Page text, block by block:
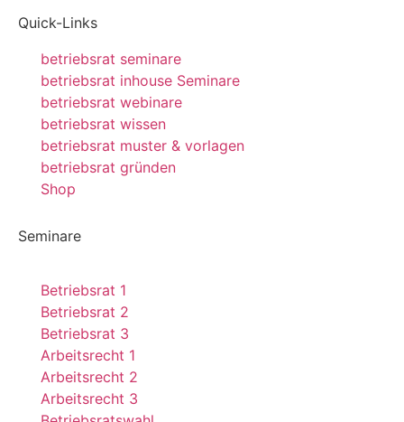
Quick-Links
betriebsrat seminare
betriebsrat inhouse Seminare
betriebsrat webinare
betriebsrat wissen
betriebsrat muster & vorlagen
betriebsrat gründen
Shop
Seminare
Betriebsrat 1
Betriebsrat 2
Betriebsrat 3
Arbeitsrecht 1
Arbeitsrecht 2
Arbeitsrecht 3